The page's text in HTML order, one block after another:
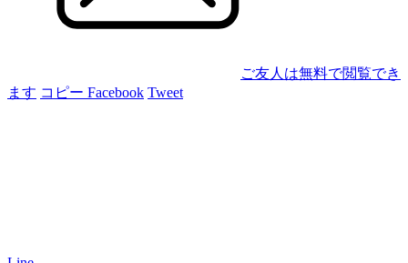
ご友人は無料で閲覧でき
ます コピー Facebook Tweet